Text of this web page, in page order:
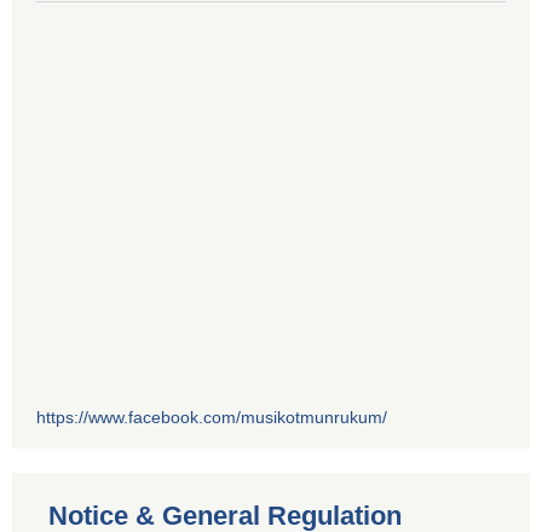
https://www.facebook.com/musikotmunrukum/
Notice & General Regulation